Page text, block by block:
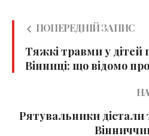
ПОПЕРЕДНІЙ ЗАПИС
Тяжкі травми у дітей
Вінниці: що відомо
Рятувальники дістали